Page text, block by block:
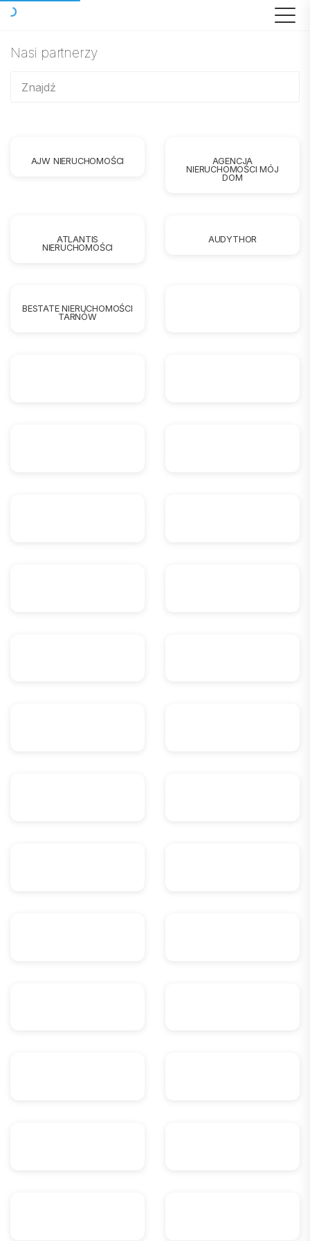
Nasi partnerzy
AJW NIERUCHOMOŚCI
AGENCJA
NIERUCHOMOŚCI MÓJ
DOM
ATLANTIS
NIERUCHOMOŚCI
AUDYTHOR
BESTATE NIERUCHOMOŚCI
TARNÓW